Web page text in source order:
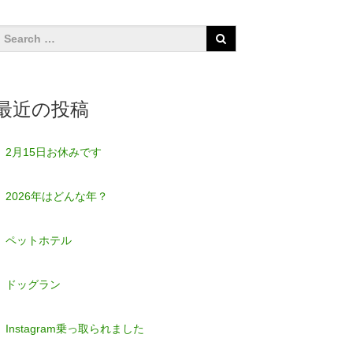
近の投稿
2月15日お休みです
2026年はどんな年？
ペットホテル
ドッグラン
Instagram乗っ取られました